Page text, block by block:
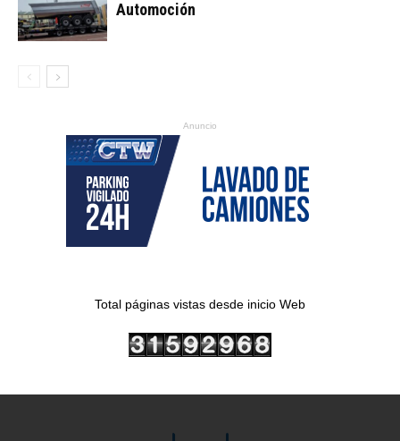
Automoción
Anuncio
Total páginas vistas desde inicio Web